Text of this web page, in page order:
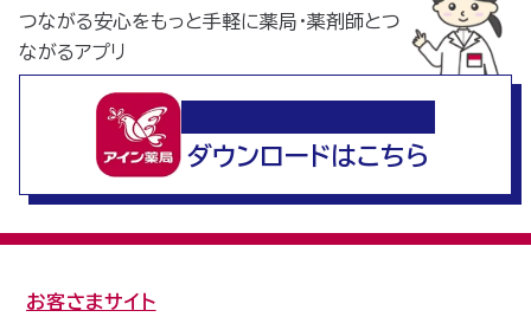
つながる安心をもっと手軽に薬局・薬剤師とつ
ながるアプリ
ダウンロードはこちら
お客さまサイト